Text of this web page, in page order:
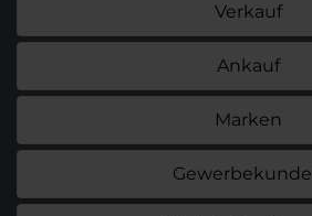
Verkauf
Ankauf
Marken